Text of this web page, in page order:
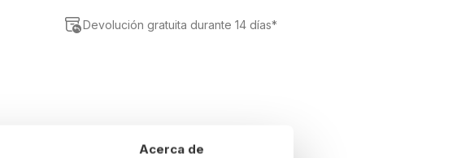
Devolución gratuita durante 14 días*
Acerca de